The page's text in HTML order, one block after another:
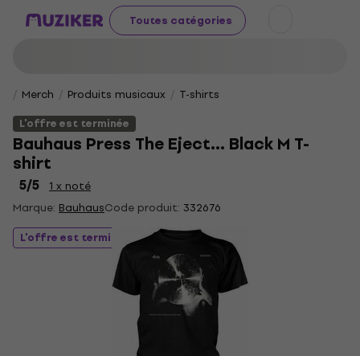
Toutes catégories
Merch Produits musicaux
T-shirts
L'offre est terminée
Bauhaus Press The Eject… Black M T-
shirt
5/5
1 x noté
Marque: BauhausCode produit: 332676
L'offre est terminée